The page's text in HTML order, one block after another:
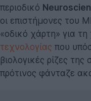
περιοδικό
οι επιστήμονες του
«οδικό χάρτη» για
τεχνολογίας που
βιολογικές ρίζες
πρότινος φάνταζε